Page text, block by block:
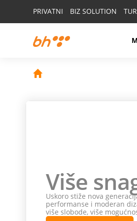
PRIVATNI BIZ SOLUTION
Više
Uskoro stiže nova
performanse i moderan
više slobode, više